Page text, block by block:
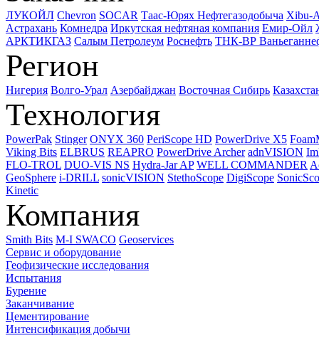
ЛУКОЙЛ Chevron SOCAR Таас-Юрях Нефтегазодобыча Xibu-
Астрахань Комнедра Иркутская нефтяная компания Емир-Ойл
АРКТИКГАЗ Салым Петролеум Роснефть ТНК-ВР
Регион
Нигерия Волго-Урал Азербайджан Восточная Сибирь
Технология
PowerPak Stinger ONYX 360 PeriScope HD PowerDrive X5
Viking Bits ELBRUS REAPRO PowerDrive Archer adnVISION
FLO-TROL DUO-VIS NS Hydra-Jar AP WELL COMMANDER
GeoSphere i-DRILL sonicVISION StethoScope DigiScope
Kinetic
Компания
Smith Bits M-I SWACO Geoservices
Сервис и оборудование
Геофизические исследования
Испытания
Бурение
Заканчивание
Цементирование
Интенсификация добычи